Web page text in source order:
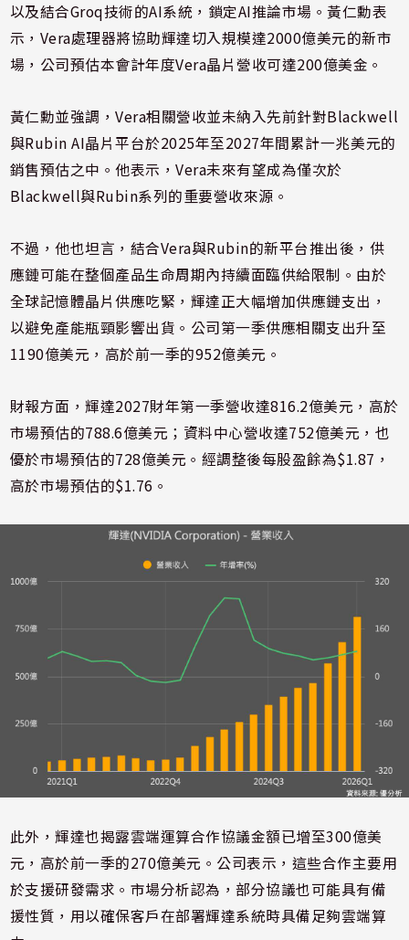
以及結合Groq技術的AI系統，鎖定AI推論市場。黃仁勳表
示，Vera處理器將協助輝達切入規模達2000億美元的新市
場，公司預估本會計年度Vera晶片營收可達200億美金。
黃仁勳並強調，Vera相關營收並未納入先前針對Blackwell
與Rubin AI晶片平台於2025年至2027年間累計一兆美元的
銷售預估之中。他表示，Vera未來有望成為僅次於
Blackwell與Rubin系列的重要營收來源。
不過，他也坦言，結合Vera與Rubin的新平台推出後，供
應鏈可能在整個產品生命周期內持續面臨供給限制。由於
全球記憶體晶片供應吃緊，輝達正大幅增加供應鏈支出，
以避免產能瓶頸影響出貨。公司第一季供應相關支出升至
1190億美元，高於前一季的952億美元。
財報方面，輝達2027財年第一季營收達816.2億美元，高於
市場預估的788.6億美元；資料中心營收達752億美元，也
優於市場預估的728億美元。經調整後每股盈餘為$1.87，
高於市場預估的$1.76。
此外，輝達也揭露雲端運算合作協議金額已增至300億美
元，高於前一季的270億美元。公司表示，這些合作主要用
於支援研發需求。市場分析認為，部分協議也可能具有備
援性質，用以確保客戶在部署輝達系統時具備足夠雲端算